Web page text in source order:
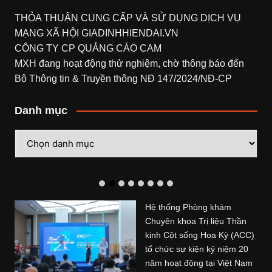
THỎA THUẬN CUNG CẤP VÀ SỬ DỤNG DỊCH VỤ
MẠNG XÃ HỘI GIADINHHIENDAI.VN
CÔNG TY CP QUẢNG CÁO CAM
MXH đang hoạt động thử nghiệm, chờ thông báo đến
Bộ Thông tin & Truyền thông NĐ 147/2024/NĐ-CP
Danh mục
mục
Hệ thống Phòng khám
Chuyên khoa Trị liệu Thần
kinh Cột sống Hoa Kỳ (ACC)
tổ chức sự kiện kỷ niệm 20
năm hoạt động tại Việt Nam